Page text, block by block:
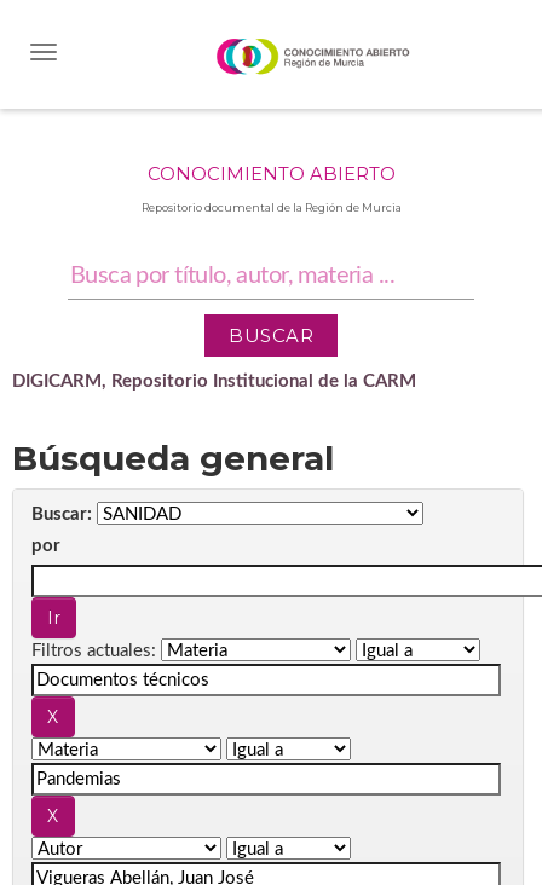
CONOCIMIENTO ABIERTO
Repositorio documental de la Región de Murcia
DIGICARM, Repositorio Institucional de la CARM
Búsqueda general
Buscar:
por
Filtros actuales: